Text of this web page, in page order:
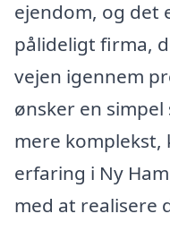
ejendom, og det
pålideligt firma,
vejen igennem
ønsker en
mere komplekst,
erfaring i Ny
med at realisere